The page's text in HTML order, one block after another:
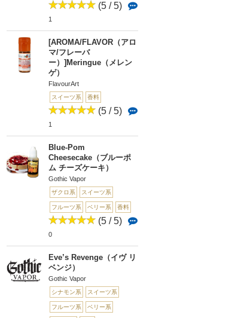
(5 / 5)
1
[AROMA/FLAVOR（アロ
マ/フレーバ
ー）]Meringue（メレン
ゲ）
FlavourArt
スイーツ系 香料
(5 / 5)
1
Blue-Pom
Cheesecake（ブルーポ
ム チーズケーキ）
Gothic Vapor
ザクロ系 スイーツ系
フルーツ系 ベリー系 香料
(5 / 5)
0
Eve’s Revenge（イヴ リ
ベンジ）
Gothic Vapor
シナモン系 スイーツ系
フルーツ系 ベリー系
(3.3 /
15
JACKPOT(ジャックポ
(4 / 5)
[Vape treasureオリジ
ナル]Bur...